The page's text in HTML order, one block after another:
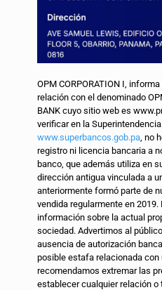
OPM CORPORATION I,
relación con el denominado
BANK cuyo sitio web es
verificar en la
www.superbancos.gob.pa , no
registro ni licencia bancaria a
banco, que además utiliza en
dirección antigua vinculada a
anteriormente formó parte de
vendida regularmente en
información sobre la actual
sociedad. Advertimos al
ausencia de autorización
posible estafa relacionada con
recomendamos extremar las
establecer cualquier relación